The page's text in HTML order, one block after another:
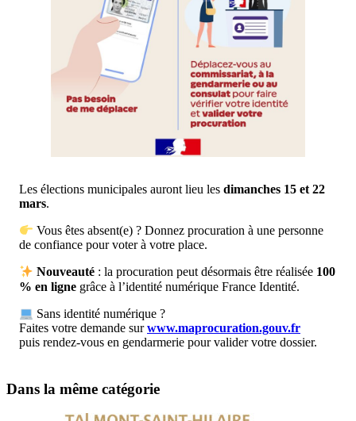
Les élections municipales auront lieu les dimanches 15 et 22
mars.
Vous êtes absent(e) ? Donnez procuration à une personne
de confiance pour voter à votre place.
Nouveauté : la procuration peut désormais être réalisée 100
% en ligne grâce à l’identité numérique France Identité.
Sans identité numérique ?
Faites votre demande surwww.maprocuration.gouv.fr
puis rendez-vous en gendarmerie pour valider votre dossier.
Dans la même catégorie